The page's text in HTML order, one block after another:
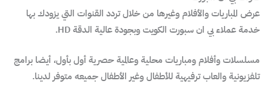
عرض المباريات والأفلام وغيرها من خلال تردد القنوات التي يزودك بها
خدمة عملاء بي ان سبورت الكويت وبجودة عالية الدقة HD.
مسلسلات وأفلام ومباريات محلية وعالمية حصرية أول بأول، أيضا برامج
تلفزيونية والعاب ترفيهية للأطفال وغير الأطفال جميعه متوفر لدينا.